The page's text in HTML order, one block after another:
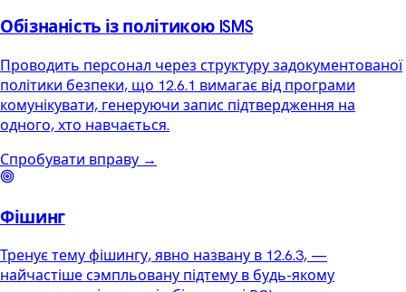
Обізнаність із політикою ISMS
Проводить персонал через структуру задокументованої
політики безпеки, що 12.6.1 вимагає від програми
комунікувати, генеруючи запис підтвердження на
одного, хто навчається.
Спробувати вправу →
Фішинг
Тренує тему фішингу, явно названу в 12.6.3, —
найчастіше сэмпльовану підтему в будь-якому